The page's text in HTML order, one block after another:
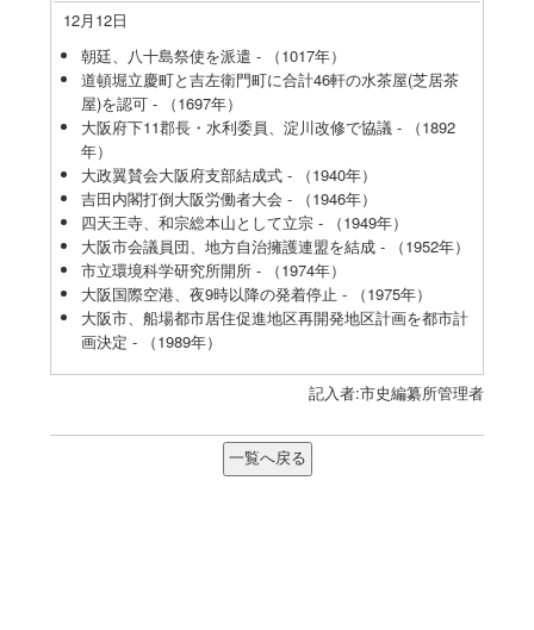
12月12日
朝廷、八十島祭使を派遣 - （1017年）
道頓堀立慶町と吉左衛門町に合計46軒の水茶屋(芝居茶
屋)を認可 - （1697年）
大阪府下11郡長・水利委員、淀川改修で協議 - （1892
年）
大政翼賛会大阪府支部結成式 - （1940年）
吉田内閣打倒大阪労働者大会 - （1946年）
四天王寺、和宗総本山として立宗 - （1949年）
大阪市会議員団、地方自治擁護連盟を結成 - （1952年）
市立環境科学研究所開所 - （1974年）
大阪国際空港、夜9時以降の発着停止 - （1975年）
大阪市、船場都市居住促進地区再開発地区計画を都市計
画決定 - （1989年）
記入者:市史編纂所管理者